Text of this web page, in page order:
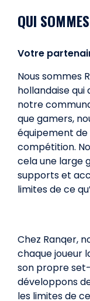
QUI
Votre
Nous sommes
hollandaise qui
notre
que gamers,
équipement
compétition.
cela une large
supports et
limites de ce
Chez Ranqer,
chaque joueur
son propre
développons
les limites de